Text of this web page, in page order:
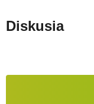
Diskusia